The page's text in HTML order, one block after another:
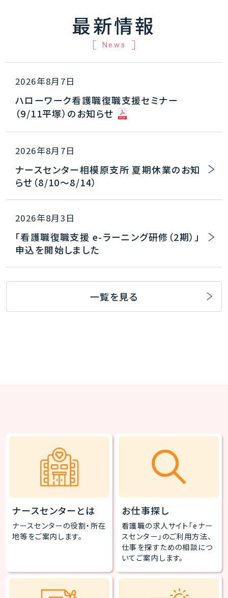
最新情報
News
2026年8月7日
ハローワーク看護職復職支援セミナー
（9/11平塚）のお知らせ
2026年8月7日
ナースセンター相模原支所 夏期休業のお知
らせ（8/10～8/14）
2026年8月3日
「看護職復職支援 e-ラーニング研修（2期）」
申込を開始しました
一覧を見る
ナースセンターとは
ナースセンターの役割・所在
地等をご案内します。
お仕事探し
看護職の求人サイト「eナー
スセンター」のご利用方法、
仕事を探すための相談につ
いてご案内します。